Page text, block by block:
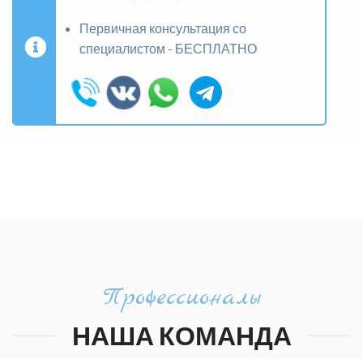
Первичная консультация со
специалистом - БЕСПЛАТНО
Профессионалы
НАША КОМАНДА